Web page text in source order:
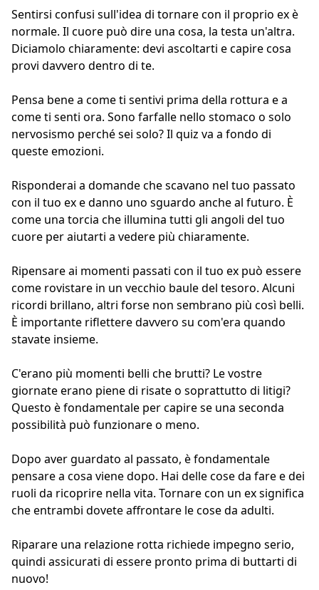
Sentirsi confusi sull'idea di tornare con il proprio ex è
normale. Il cuore può dire una cosa, la testa un'altra.
Diciamolo chiaramente: devi ascoltarti e capire cosa
provi davvero dentro di te.
Pensa bene a come ti sentivi prima della rottura e a
come ti senti ora. Sono farfalle nello stomaco o solo
nervosismo perché sei solo? Il quiz va a fondo di
queste emozioni.
Risponderai a domande che scavano nel tuo passato
con il tuo ex e danno uno sguardo anche al futuro. È
come una torcia che illumina tutti gli angoli del tuo
cuore per aiutarti a vedere più chiaramente.
Ripensare ai momenti passati con il tuo ex può essere
come rovistare in un vecchio baule del tesoro. Alcuni
ricordi brillano, altri forse non sembrano più così belli.
È importante riflettere davvero su com'era quando
stavate insieme.
C'erano più momenti belli che brutti? Le vostre
giornate erano piene di risate o soprattutto di litigi?
Questo è fondamentale per capire se una seconda
possibilità può funzionare o meno.
Dopo aver guardato al passato, è fondamentale
pensare a cosa viene dopo. Hai delle cose da fare e dei
ruoli da ricoprire nella vita. Tornare con un ex significa
che entrambi dovete affrontare le cose da adulti.
Riparare una relazione rotta richiede impegno serio,
quindi assicurati di essere pronto prima di buttarti di
nuovo!